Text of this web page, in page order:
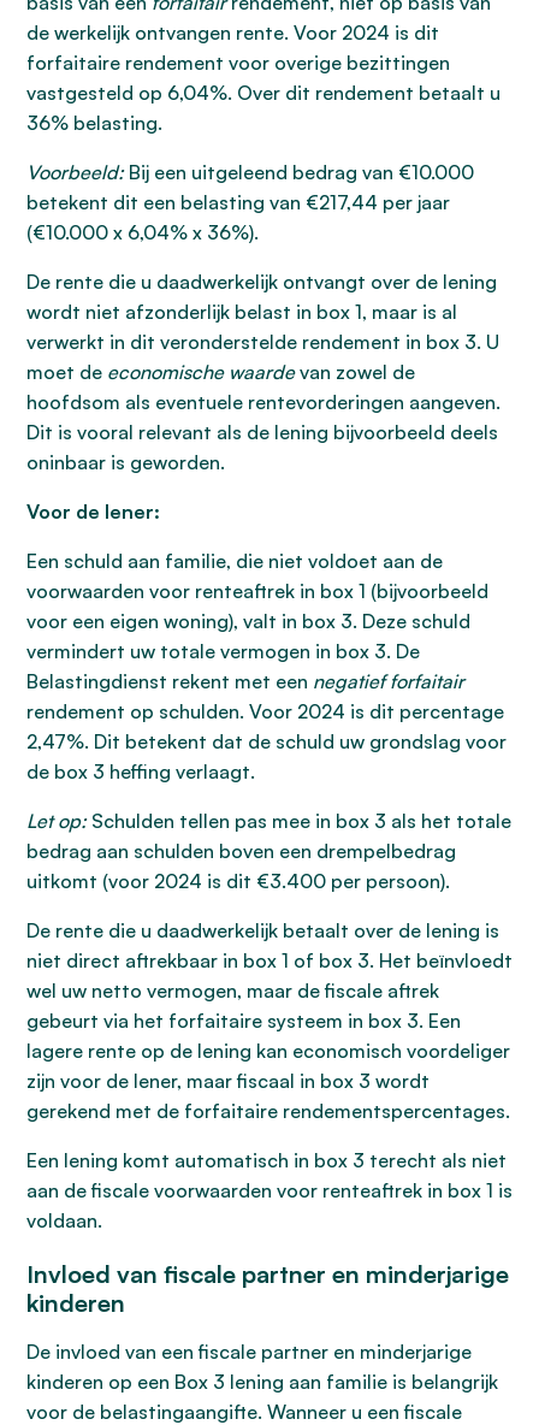
de werkelijk ontvangen rente. Voor 2024 is dit
forfaitaire rendement voor overige bezittingen
vastgesteld op 6,04%. Over dit rendement betaalt u
36% belasting.
Voorbeeld:Bij een uitgeleend bedrag van €10.000
betekent dit een belasting van €217,44 per jaar
(€10.000 x 6,04% x 36%).
De rente die u daadwerkelijk ontvangt over de lening
wordt niet afzonderlijk belast in box 1, maar is al
verwerkt in dit veronderstelde rendement in box 3. U
moet de economische waardevan zowel de
hoofdsom als eventuele rentevorderingen aangeven.
Dit is vooral relevant als de lening bijvoorbeeld deels
oninbaar is geworden.
Voor de lener:
Een schuld aan familie, die niet voldoet aan de
voorwaarden voor renteaftrek in box 1 (bijvoorbeeld
voor een eigen woning), valt in box 3. Deze schuld
vermindert uw totale vermogen in box 3. De
Belastingdienst rekent met een negatief forfaitair
rendement op schulden. Voor 2024 is dit percentage
2,47%. Dit betekent dat de schuld uw grondslag voor
de box 3 heffing verlaagt.
Let op:Schulden tellen pas mee in box 3 als het totale
bedrag aan schulden boven een drempelbedrag
uitkomt (voor 2024 is dit €3.400 per persoon).
De rente die u daadwerkelijk betaalt over de lening is
niet direct aftrekbaar in box 1 of box 3. Het beïnvloedt
wel uw netto vermogen, maar de fiscale aftrek
gebeurt via het forfaitaire systeem in box 3. Een
lagere rente op de lening kan economisch voordeliger
zijn voor de lener, maar fiscaal in box 3 wordt
gerekend met de forfaitaire rendementspercentages.
Een lening komt automatisch in box 3 terecht als niet
aan de fiscale voorwaarden voor renteaftrek in box 1 is
voldaan.
Invloed van fiscale partner en minderjarige
kinderen
De invloed van een fiscale partner en minderjarige
kinderen op een Box 3 lening aan familie is belangrijk
voor de belastingaangifte. Wanneer u een fiscale